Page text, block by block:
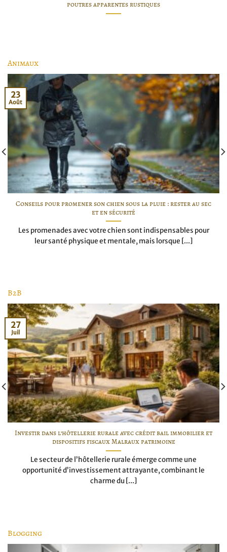
poutres apparentes rustiques
Animaux
Conseils pour promener son chien sous la pluie : rester au sec
et en sécurité
Les promenades avec votre chien sont indispensables pour
leur santé physique et mentale, mais lorsque [...]
23
Août
B2B
Investir dans l’hôtellerie rurale avec crédit bail immobilier et
dispositifs fiscaux Malraux patrimoine
Le secteur de l’hôtellerie rurale émerge comme une
opportunité d’investissement attrayante, combinant le
charme du [...]
27
Juil
Blogging